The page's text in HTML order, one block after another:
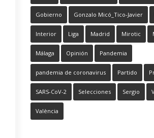
Gobierno Gonzalo Micó_Tico-Javier
Interior Liga Madrid Mirotic
Málaga Opinión Pandemia
pandemia de coronavirus Partido
SARS-CoV-2 Selecciones Sergio
València